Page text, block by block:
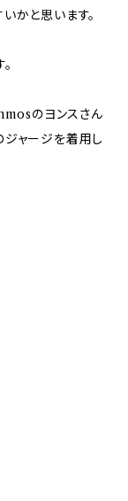
かと思います。
のヨンスさん
ジャージを着用し